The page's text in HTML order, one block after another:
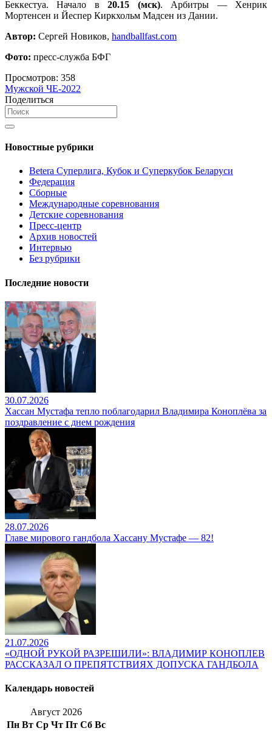
Беккестуа. Начало в20.15 (мск). Арбитры — Хенрик
Мортенсен и Йеспер Киркхольм Мадсен из Дании.
Автор: Сергей Новиков, handballfast.com
Фото: пресс-служба БФГ
Просмотров: 358
Мужской ЧЕ-2022
Поделиться
Новостные рубрики
Betera Суперлига, Кубок и Суперкубок Беларуси
Федерация
Сборные
Международные соревнования
Детские соревнования
Пресс-центр
Архив новостей
Интервью
Без рубрики
Последние новости
30.07.2026
Хассан Мустафа тепло поблагодарил Владимира Коноплёва за
поздравление с днем рождения
28.07.2026
Главе мирового гандбола Хассану Мустафе — 82!
21.07.2026
«ОДНОЙ РУКОЙ РАЗРЕШИЛИ»: ВЛАДИМИР КОНОПЛЕВ
РАССКАЗАЛ О ПРЕПЯТСТВИЯХ ДОПУСКА ГАНДБОЛА
Календарь новостей
Август 2026
Пн Вт Ср Чт Пт Сб Вс